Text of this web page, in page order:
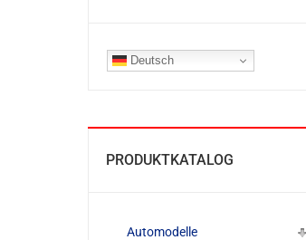
Deutsch
PRODUKTKATALOG
Automodelle